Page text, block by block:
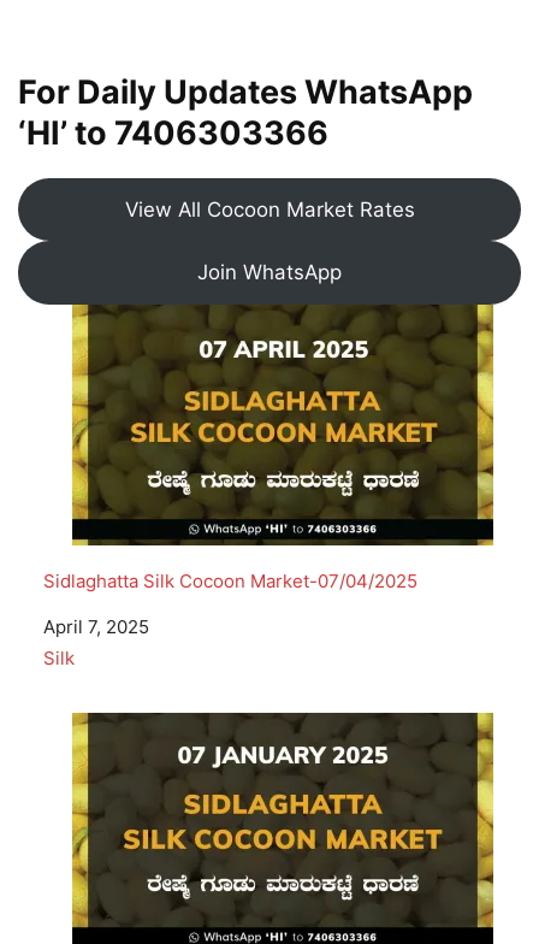
For Daily Updates WhatsApp
‘HI’ to 7406303366
View All Cocoon Market Rates
Join WhatsApp
Sidlaghatta Silk Cocoon Market-07/04/2025
Date
April 7, 2025
In relation to
Silk